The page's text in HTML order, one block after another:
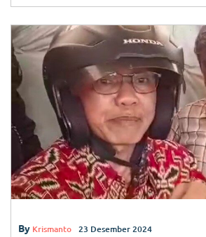
e
b
o
o
k
ts
A
p
p
l er gr
a
m
By Krismanto 23 Desember 2024